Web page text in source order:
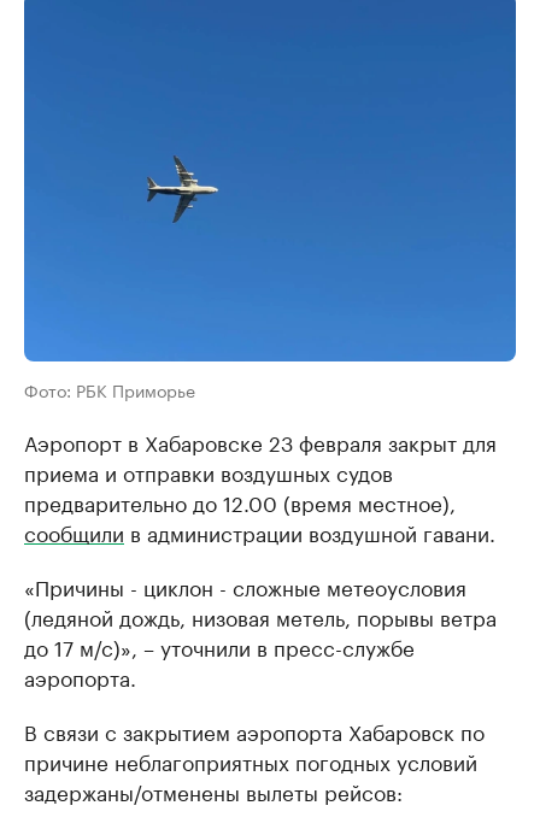
Фото: РБК Приморье
Аэропорт в Хабаровске 23 февраля закрыт для
приема и отправки воздушных судов
предварительно до 12.00 (время местное),
сообщили в администрации воздушной гавани.
«Причины - циклон - сложные метеоусловия
(ледяной дождь, низовая метель, порывы ветра
до 17 м/с)», – уточнили в пресс-службе
аэропорта.
В связи с закрытием аэропорта Хабаровск по
причине неблагоприятных погодных условий
задержаны/отменены вылеты рейсов: